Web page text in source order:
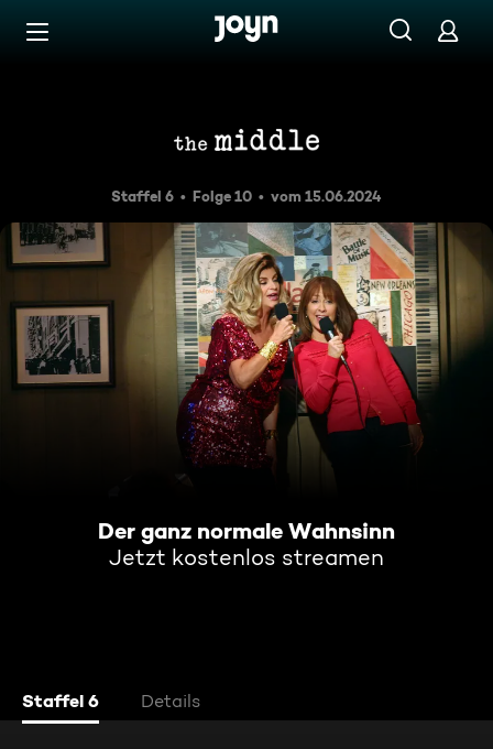
Zum Inhalt springen
Staffel 6 Folge 10 vom 15.06.2024
Der ganz normale Wahnsinn
Jetzt kostenlos streamen
Staffel 6 Details